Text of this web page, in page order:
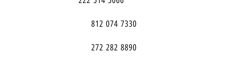
812 074 7330
272 282 8890